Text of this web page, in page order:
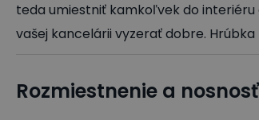
teda umiestniť kamkoľvek do
vašej kancelárii vyzerať dobre. Hrúbka
Rozmiestnenie a